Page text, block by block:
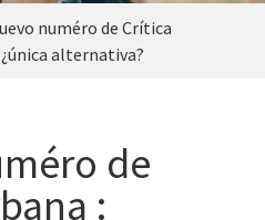
numéro de Crítica
alternativa?
de
: